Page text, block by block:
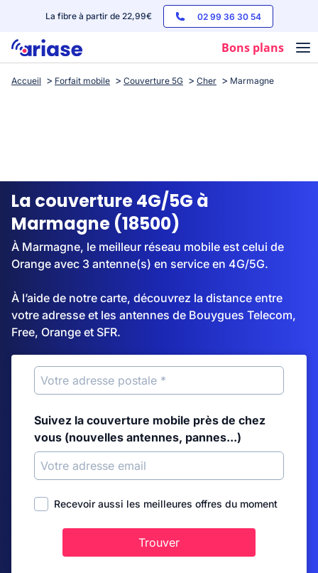
La fibre à partir de 22,99€ 02 99 36 30 54
Bons plans
Box internet
Streaming
Accueil Forfait mobile Couverture 5G Cher Marmagne
La couverture 4G/5G à
Marmagne (18500)
À Marmagne, le meilleur réseau mobile est celui de
Orange avec 3 antenne(s) en service en 4G/5G.
À l’aide de notre carte, découvrez la distance entre
votre adresse et les antennes de Bouygues Telecom,
Free, Orange et SFR.
Suivez la couverture mobile près de chez
vous (nouvelles antennes, pannes...)
Recevoir aussi les meilleures offres du moment
Trouver